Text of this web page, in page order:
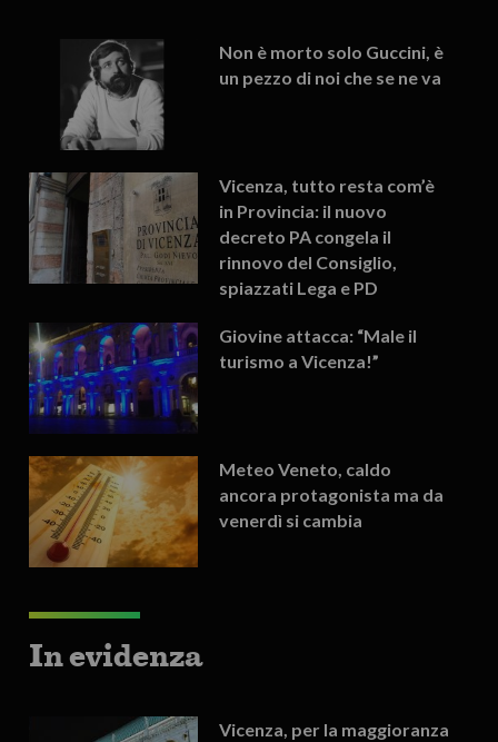
Non è morto solo Guccini, è
un pezzo di noi che se ne va
Vicenza, tutto resta com’è
in Provincia: il nuovo
decreto PA congela il
rinnovo del Consiglio,
spiazzati Lega e PD
Giovine attacca: “Male il
turismo a Vicenza!”
Meteo Veneto, caldo
ancora protagonista ma da
venerdì si cambia
In evidenza
Vicenza, per la maggioranza